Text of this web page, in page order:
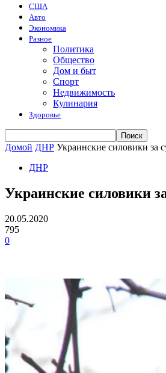
США
Авто
Экономика
Разное
Политика
Общество
Дом и быт
Спорт
Недвижимость
Кулинария
Здоровье
Домой ДНР Украинские силовики за
ДНР
Украинские силовики
20.05.2020
795
0